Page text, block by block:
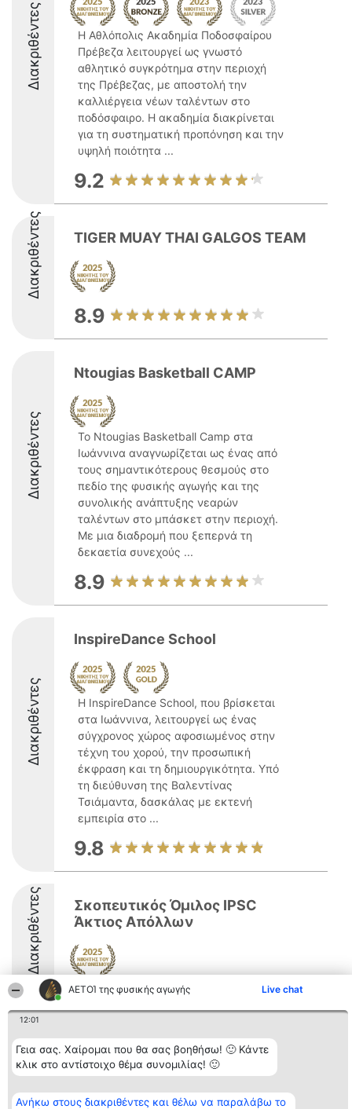
ΑΕΤΟΊ της φυσικής αγωγής Live chat
12:01
Γεια σας. Χαίρομαι που θα σας βοηθήσω! 🙂 Κάντε
κλικ στο αντίστοιχο θέμα συνομιλίας! 🙂
Ανήκω στους διακριθέντες και θέλω να παραλάβω το
Διακριθέντες
Η Αθλόπολις Ακαδημία Ποδοσφαίρου
Πρέβεζα λειτουργεί ως γνωστό
αθλητικό συγκρότημα στην περιοχή
της Πρέβεζας, με αποστολή την
καλλιέργεια νέων ταλέντων στο
ποδόσφαιρο. Η ακαδημία διακρίνεται
για τη συστηματική προπόνηση και την
υψηλή ποιότητα ...
9.2
Διακριθέντες TIGER MUAY THAI GALGOS TEAM
8.9
Διακριθέντες
Ntougias Basketball CAMP
Το Ntougias Basketball Camp στα
Ιωάννινα αναγνωρίζεται ως ένας από
τους σημαντικότερους θεσμούς στο
πεδίο της φυσικής αγωγής και της
συνολικής ανάπτυξης νεαρών
ταλέντων στο μπάσκετ στην περιοχή.
Με μια διαδρομή που ξεπερνά τη
δεκαετία συνεχούς ...
8.9
Διακριθέντες
InspireDance School
Η InspireDance School, που βρίσκεται
στα Ιωάννινα, λειτουργεί ως ένας
σύγχρονος χώρος αφοσιωμένος στην
τέχνη του χορού, την προσωπική
έκφραση και τη δημιουργικότητα. Υπό
τη διεύθυνση της Βαλεντίνας
Τσιάμαντα, δασκάλας με εκτενή
εμπειρία στο ...
9.8
Διακριθέντες
Σκοπευτικός Όμιλος IPSC
Άκτιος Απόλλων
9
Διοργανωτής της
κατάταξης
BEAUTIFUL COMPANY
ΤΗΛ. ΕΠΙΚΟΙΝΩΝΙΑΣ:
Κατάταξη
Διακριθέντες
Λίστα όλων
διακριθέντων
Επικοινωνία